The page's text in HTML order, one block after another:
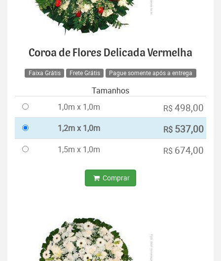
Coroa de Flores Delicada Vermelha
Faixa Grátis Frete Grátis Pague somente após a entrega
Tamanhos
1,0m x 1,0m
R$ 498,00
1,2m x 1,0m R$ 537,00
1,5m x 1,0m R$ 674,00
Comprar